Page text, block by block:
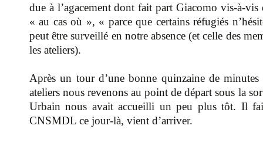
due à l’agacement dont fait part Giacomo vis-à-
« au cas où », « parce que certains réfugiés
peut être surveillé en notre absence (et celle des
les ateliers).
Après un tour d’une bonne quinzaine de
ateliers nous revenons au point de départ sous la
Urbain nous avait accueilli un peu plus tôt. Il
CNSMDL ce jour-là, vient d’arriver.